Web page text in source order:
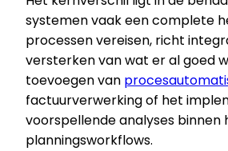
systemen vaak een complete
processen vereisen, richt
versterken van wat er al goed
toevoegen van
factuurverwerking of het
voorspellende analyses binnen
planningsworkflows.